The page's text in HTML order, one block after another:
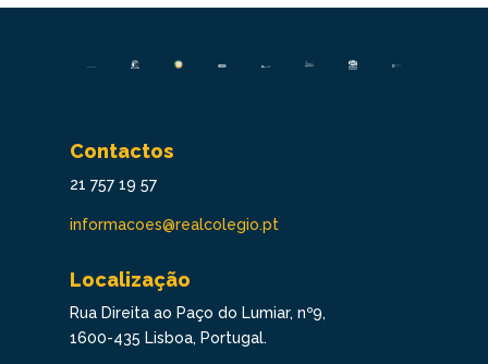
Contactos
21 757 19 57
informacoes@realcolegio.pt
Localização
Rua Direita ao Paço do Lumiar, nº9,
1600-435 Lisboa, Portugal.